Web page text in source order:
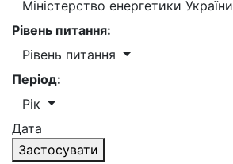
Міністерство енергетики України
Рівень питання:
Рівень питання
Період:
Рік
Дата
Застосувати